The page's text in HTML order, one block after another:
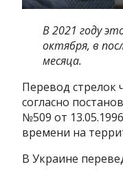
В 2021 году
октября, в
месяца.
Перевод стрелок
согласно
№509 от
времени на
В Украине